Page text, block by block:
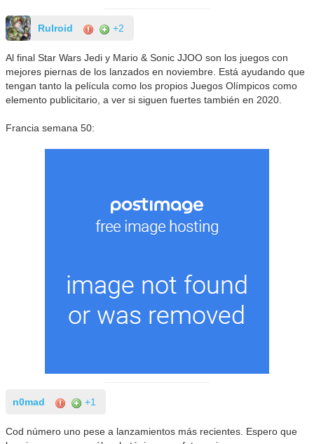
Rulroid +2
Al final Star Wars Jedi y Mario & Sonic JJOO son los juegos con
mejores piernas de los lanzados en noviembre. Está ayudando que
tengan tanto la película como los propios Juegos Olímpicos como
elemento publicitario, a ver si siguen fuertes también en 2020.
Francia semana 50:
n0mad +1
Cod número uno pese a lanzamientos más recientes. Espero que